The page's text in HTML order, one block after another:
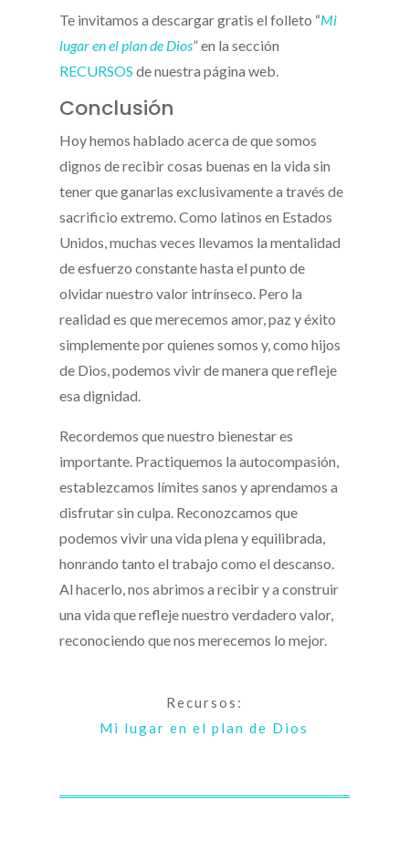
Te invitamos a descargar gratis el folleto “Mi
lugar en el plan de Dios” en la sección
RECURSOS de nuestra página web.
Conclusión
Hoy hemos hablado acerca de que somos
dignos de recibir cosas buenas en la vida sin
tener que ganarlas exclusivamente a través de
sacrificio extremo. Como latinos en Estados
Unidos, muchas veces llevamos la mentalidad
de esfuerzo constante hasta el punto de
olvidar nuestro valor intrínseco. Pero la
realidad es que merecemos amor, paz y éxito
simplemente por quienes somos y, como hijos
de Dios, podemos vivir de manera que refleje
esa dignidad.
Recordemos que nuestro bienestar es
importante. Practiquemos la autocompasión,
establezcamos límites sanos y aprendamos a
disfrutar sin culpa. Reconozcamos que
podemos vivir una vida plena y equilibrada,
honrando tanto el trabajo como el descanso.
Al hacerlo, nos abrimos a recibir y a construir
una vida que refleje nuestro verdadero valor,
reconociendo que nos merecemos lo mejor.
Recursos:
Mi lugar en el plan de Dios